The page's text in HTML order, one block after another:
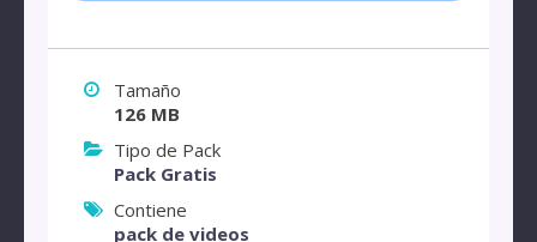
Tamaño
126 MB
Tipo de Pack
Pack Gratis
Contiene
pack de videos